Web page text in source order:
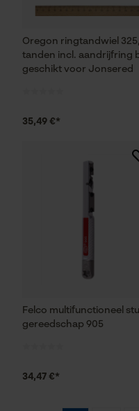
Oregon ringtandwiel
tanden incl. aandrijfring
geschikt voor Jonsered
35,49 €*
Felco multifunctioneel
gereedschap 905
34,47 €*
Marketing
Event